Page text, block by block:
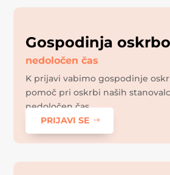
Gospodinja
nedoločen čas
K prijavi vabimo gospodinje
pomoč pri oskrbi naših
nedoločen čas.
PRIJAVI SE